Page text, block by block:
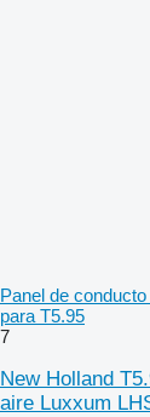
Panel de
para T5.95
7
New Holland
aire Luxxum